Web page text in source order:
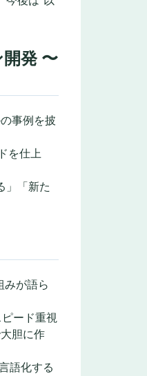
発 〜
事例を披
を仕上
」「新た
みが語ら
ード重視
胆に作
語化する